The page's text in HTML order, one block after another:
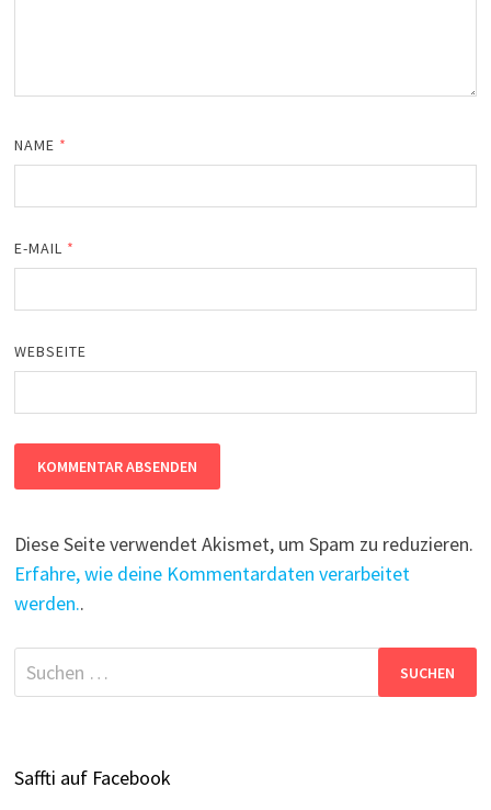
NAME *
E-MAIL *
WEBSEITE
Diese Seite verwendet Akismet, um Spam zu reduzieren.
Erfahre, wie deine Kommentardaten verarbeitet
werden..
Suchen
nach:
Saffti auf Facebook